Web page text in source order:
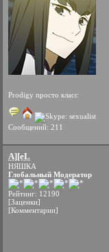
Prodigy просто класс
Сообщений: 211
A][eL
НЯШКА
Глобальный Модератор
Рейтинг: 12190
[Заценки]
[Комментарии]